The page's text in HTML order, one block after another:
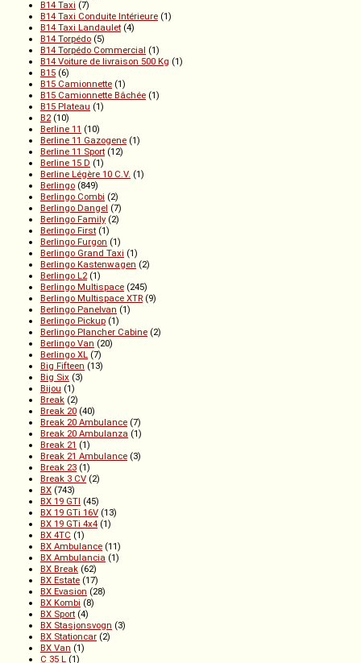
B14 Taxi (7)
B14 Taxi Conduite Intérieure (1)
B14 Taxi Landaulet (4)
B14 Torpédo (5)
B14 Torpédo Commercial (1)
B14 Voiture de livraison 500 Kg (1)
B15 (6)
B15 Camionnette (1)
B15 Camionnette Bâchée (1)
B15 Plateau (1)
B2 (10)
Berline 11 (10)
Berline 11 Gazogene (1)
Berline 11 Sport (12)
Berline 15 D (1)
Berline Légère 10 C.V. (1)
Berlingo (849)
Berlingo Combi (2)
Berlingo Dangel (7)
Berlingo Family (2)
Berlingo First (1)
Berlingo Furgon (1)
Berlingo Grand Taxi (1)
Berlingo Kastenwagen (2)
Berlingo L2 (1)
Berlingo Multispace (245)
Berlingo Multispace XTR (9)
Berlingo Panelvan (1)
Berlingo Pickup (1)
Berlingo Plancher Cabine (2)
Berlingo Van (20)
Berlingo XL (7)
Big Fifteen (13)
Big Six (3)
Bijou (1)
Break (2)
Break 20 (40)
Break 20 Ambulance (7)
Break 20 Ambulanza (1)
Break 21 (1)
Break 21 Ambulance (3)
Break 23 (1)
Break 3 CV (2)
BX (743)
BX 19 GTI (45)
BX 19 GTi 16V (13)
BX 19 GTi 4x4 (1)
BX 4TC (1)
BX Ambulance (11)
BX Ambulancia (1)
BX Break (62)
BX Estate (17)
BX Evasion (28)
BX Kombi (8)
BX Sport (4)
BX Stasjonsvogn (3)
BX Stationcar (2)
BX Van (1)
C 35 L (1)